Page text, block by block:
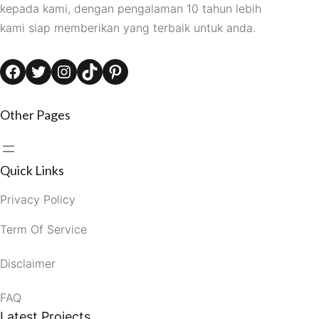
kepada kami, dengan pengalaman 10 tahun lebih
kami siap memberikan yang terbaik untuk anda.
Facebook Twitter Instagram TikTok Pinterest
Other Pages
Quick Links
Privacy Policy
Term Of Service
Disclaimer
FAQ